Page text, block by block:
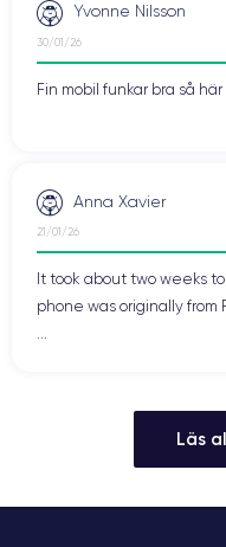
Yvonne Nilsson
30/01/26
Fin mobil funkar bra så
Anna Xavier
21/01/26
It took about two weeks
phone was originally from
...
Läs